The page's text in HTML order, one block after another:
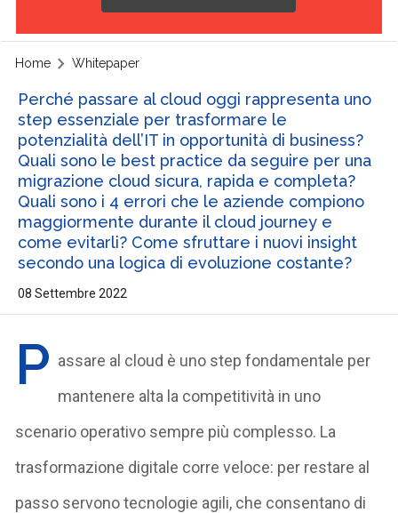
Home Whitepaper
Perché passare al cloud oggi rappresenta uno
step essenziale per trasformare le
potenzialità dell’IT in opportunità di business?
Quali sono le best practice da seguire per una
migrazione cloud sicura, rapida e completa?
Quali sono i 4 errori che le aziende compiono
maggiormente durante il cloud journey e
come evitarli? Come sfruttare i nuovi insight
secondo una logica di evoluzione costante?
08 Settembre 2022
P assare al cloud è uno step fondamentale per
mantenere alta la competitività in uno
scenario operativo sempre più complesso. La
trasformazione digitale corre veloce: per restare al
passo servono tecnologie agili, che consentano di